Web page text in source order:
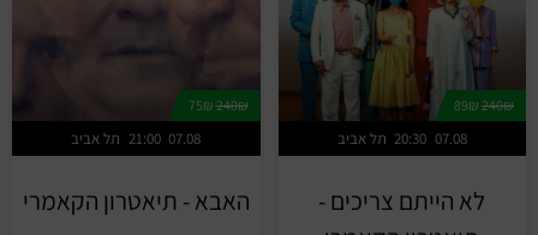
240₪
תל אביב 20:30 07.08
לא הייתם צריכים -
240₪
75₪
תל אביב 21:00 07.08
האבא - תיאטרון הקאמרי